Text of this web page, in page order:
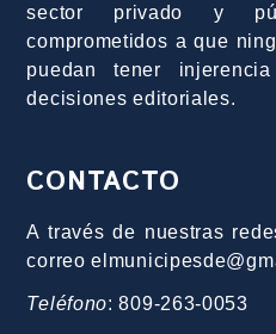
sector privado y
comprometidos a que
puedan tener
decisiones editoriales.
CONTACTO
A través de nuestras
correo
Teléfono: 809-263-0053